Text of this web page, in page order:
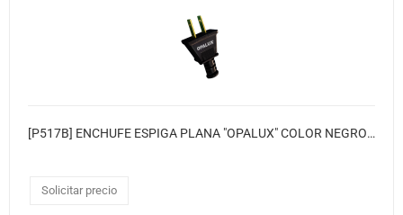
[P517B] ENCHUFE ESPIGA PLANA "OPALUX" COLOR NEGRO 220V AC 16A (BOLSAX100) MASTERX1000
Solicitar precio